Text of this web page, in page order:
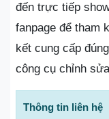
đến trực tiếp
fanpage để tham
kết cung cấp
công cụ chỉnh
Thông tin liên hệ